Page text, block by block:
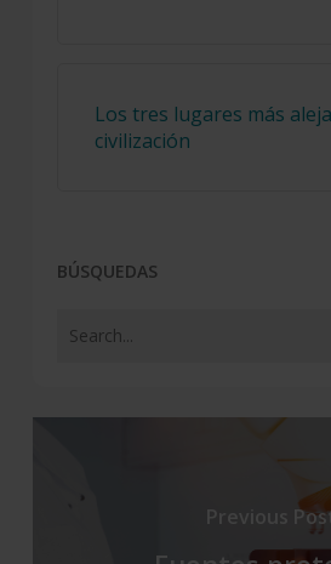
Los tres lugares más
civilización
BÚSQUEDAS
Previous